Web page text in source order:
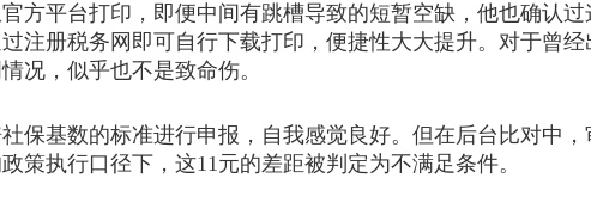
平台打印，即便中间有跳槽导致的短暂空缺，他也确认过
注册税务网即可自行下载打印，便捷性大大提升。对于曾
况，似乎也不是致命伤。
基数的标准进行申报，自我感觉良好。但在后台比对中，
策执行口径下，这11元的差距被判定为不满足条件。